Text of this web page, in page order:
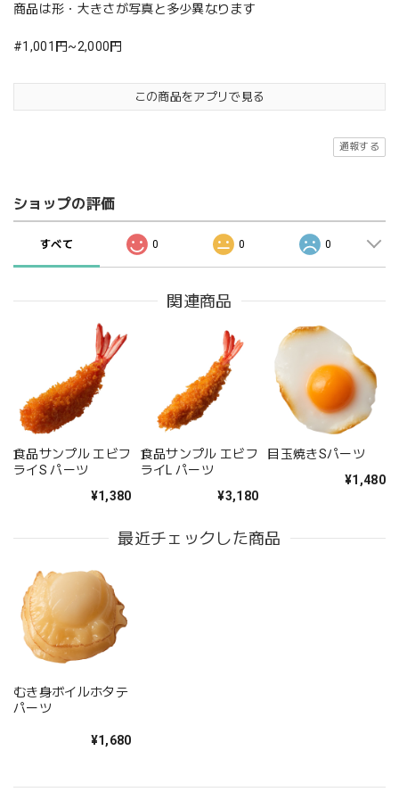
商品は形・大きさが写真と多少異なります
#1,001円~2,000円
この商品をアプリで見る
通報する
ショップの評価
すべて 0 0 0
関連商品
食品サンプル エビフ
ライS パーツ
¥1,380
食品サンプル エビフ
ライL パーツ
¥3,180
目玉焼きSパーツ
¥1,480
最近チェックした商品
むき身ボイルホタテ
パーツ
¥1,680